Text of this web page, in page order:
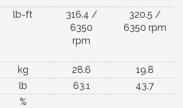
lb-ft
316.4 /
6350
rpm
320.5 /
6350 rpm
kg 28.6
19.8
lb
63.1
43.7
%